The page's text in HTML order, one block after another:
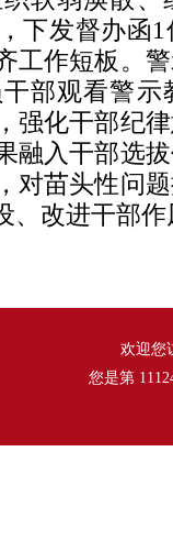
下发督办函
工作短板。
部观看警示
强化干部纪
融入干部选
对苗头性问
、改进干部
欢迎您
您是第